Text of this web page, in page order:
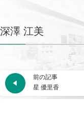
深澤 江美
前の記事
星 優里香